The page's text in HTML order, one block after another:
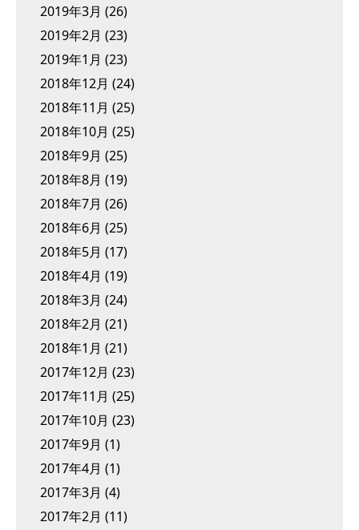
2019年3月 (26)
2019年2月 (23)
2019年1月 (23)
2018年12月 (24)
2018年11月 (25)
2018年10月 (25)
2018年9月 (25)
2018年8月 (19)
2018年7月 (26)
2018年6月 (25)
2018年5月 (17)
2018年4月 (19)
2018年3月 (24)
2018年2月 (21)
2018年1月 (21)
2017年12月 (23)
2017年11月 (25)
2017年10月 (23)
2017年9月 (1)
2017年4月 (1)
2017年3月 (4)
2017年2月 (11)